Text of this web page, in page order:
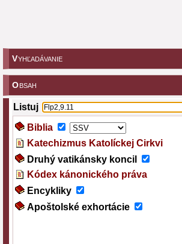
VYHĽADÁVANIE
OBSAH
Listuj